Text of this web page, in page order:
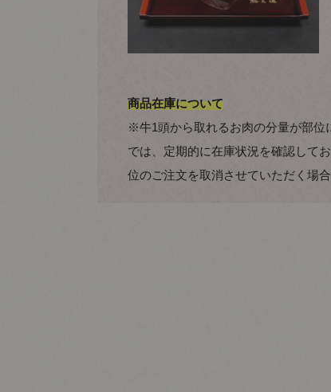
商品在庫について
※牛1頭から取れるお肉の分量が部位
では、定期的に在庫状況を確認して
位のご注文を取消させていただく場